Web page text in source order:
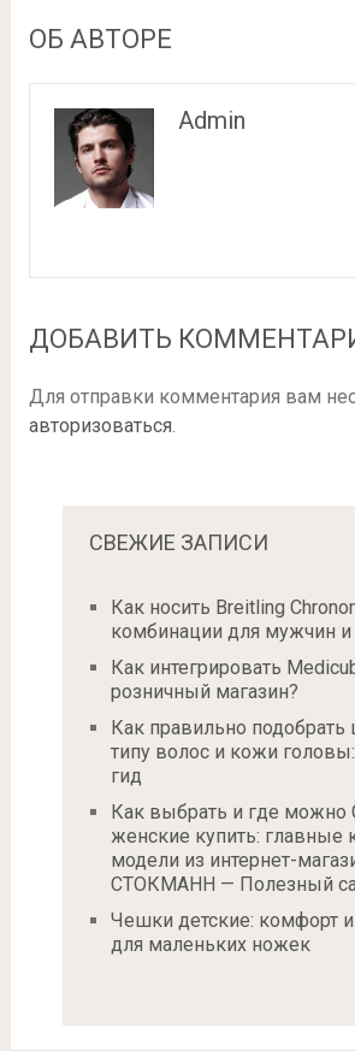
ОБ АВТОРЕ
Admin
ДОБАВИТЬ
Для отправки комментария вам
авторизоваться.
СВЕЖИЕ ЗАПИСИ
Как носить Breitling
комбинации для мужчин
Как интегрировать
розничный магазин?
Как правильно
типу волос и кожи
гид
Как выбрать и где можно
женские купить: главные
модели из интернет-
СТОКМАНН — Полезный
Чешки детские: комфорт
для маленьких ножек